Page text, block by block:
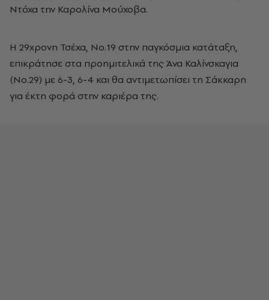
Ντόχα την Καρολίνα Μούχοβα.
Η 29χρονη Τσέχα, Νο.19 στην παγκόσμια κατάταξη,
επικράτησε στα προημιτελικά της Άνα Καλίνσκαγια
(Νο.29) με 6-3, 6-4 και θα αντιμετωπίσει τη Σάκκαρη
για έκτη φορά στην καριέρα της.